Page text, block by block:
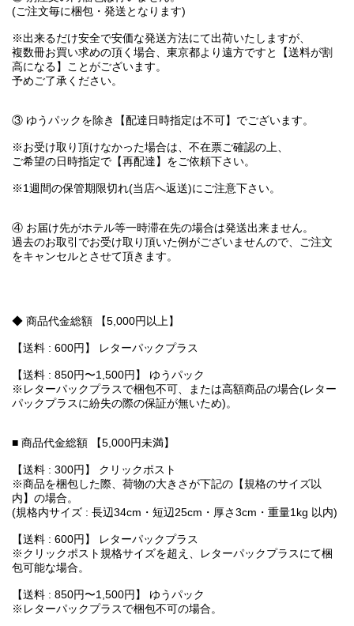
(ご注文毎に梱包・発送となります)
※出来るだけ安全で安価な発送方法にて出荷いたしますが、
複数冊お買い求めの頂く場合、東京都より遠方ですと【送料が割
高になる】ことがございます。
予めご了承ください。
③ ゆうパックを除き【配達日時指定は不可】でございます。
※お受け取り頂けなかった場合は、不在票ご確認の上、
ご希望の日時指定で【再配達】をご依頼下さい。
※1週間の保管期限切れ(当店へ返送)にご注意下さい。
④ お届け先がホテル等一時滞在先の場合は発送出来ません。
過去のお取引でお受け取り頂いた例がございませんので、ご注文
をキャンセルとさせて頂きます。
◆ 商品代金総額 【5,000円以上】
【送料 : 600円】 レターパックプラス
【送料 : 850円〜1,500円】 ゆうパック
※レターパックプラスで梱包不可、または高額商品の場合(レター
パックプラスに紛失の際の保証が無いため)。
■ 商品代金総額 【5,000円未満】
【送料 : 300円】 クリックポスト
※商品を梱包した際、荷物の大きさが下記の【規格のサイズ以
内】の場合。
(規格内サイズ : 長辺34cm・短辺25cm・厚さ3cm・重量1kg 以内)
【送料 : 600円】 レターパックプラス
※クリックポスト規格サイズを超え、レターパックプラスにて梱
包可能な場合。
【送料 : 850円〜1,500円】 ゆうパック
※レターパックプラスで梱包不可の場合。